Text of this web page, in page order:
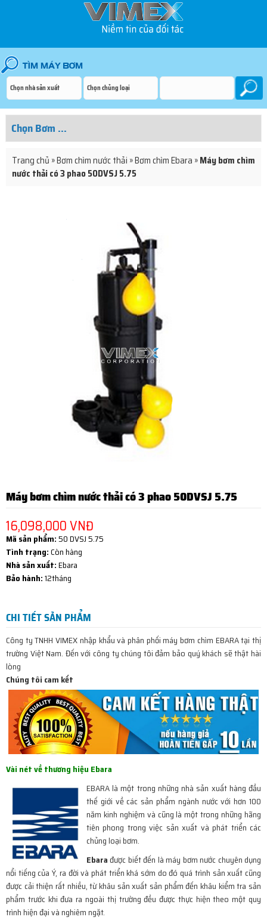
Trang chủ »Bơm chìm nước thải »Bơm chìm Ebara »Máy bơm chìm
nước thải có 3 phao 50DVSJ 5.75
Máy bơm chìm nước thải có 3 phao 50DVSJ 5.75
16,098,000 VNĐ
Mã sản phẩm:50 DVSJ 5.75
Tình trạng:Còn hàng
Nhà sản xuất:Ebara
Bảo hành:12tháng
CHI TIẾT SẢN PHẨM
Công ty TNHH VIMEX nhập khẩu và phân phối máy bơm chìm EBARA tại thị
trường Việt Nam. Đến với công ty chúng tôi đảm bảo quý khách sẽ thật hài
lòng
Chúng tôi cam kết
Vài nét về thương hiệu Ebara
EBARA là một trong những nhà sản xuất hàng đầu
thế giới về các sản phẩm ngành nước với hơn 100
năm kinh nghiệm và cũng là một trong những hãng
tiên phong trong việc sản xuất và phát triển các
chủng loại bơm.
Ebarađược biết đến là máy bơm nước chuyên dụng
nổi tiếng của Ý, ra đời và phát triển khá sớm do đó quá trình sản xuất cũng
được cải thiện rất nhiều, từ khâu sản xuất sản phẩm đến khâu kiểm tra sản
phẩm trước khi đưa ra ngoài thị trường đều được thực hiện theo một quy
trình hiện đại và nghiêm ngặt.